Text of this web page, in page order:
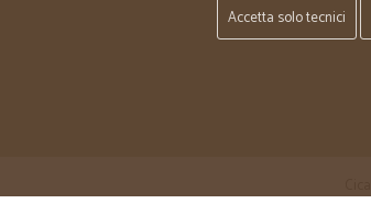
Accetta solo tecnici